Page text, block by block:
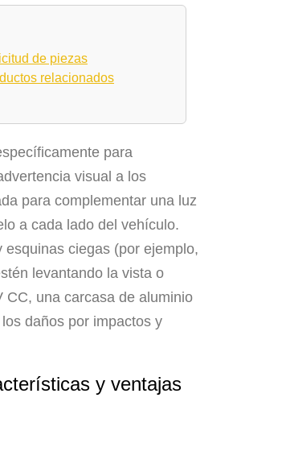
de piezas
relacionados
para
visual a los
para complementar una luz
a cada lado del vehículo.
ciegas (por ejemplo,
levantando la vista o
CC, una carcasa de aluminio
daños por impactos y
y ventajas